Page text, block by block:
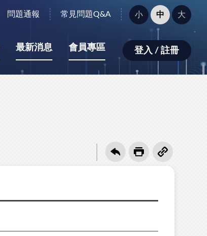
問題通報 常見問題Q&A
字
型
小：
小 中 大
最新消息 會員專區 登入 / 註冊